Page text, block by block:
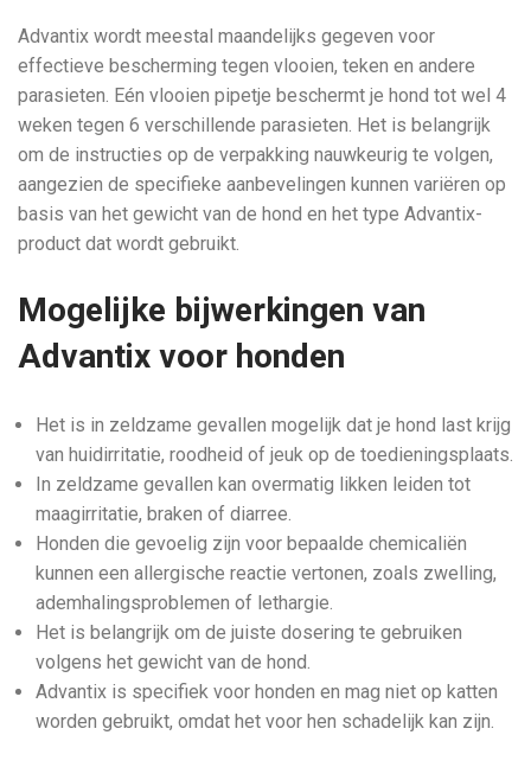
Advantix wordt meestal maandelijks gegeven voor
effectieve bescherming tegen vlooien, teken en andere
parasieten. Eén vlooien pipetje beschermt je hond tot wel 4
weken tegen 6 verschillende parasieten. Het is belangrijk
om de instructies op de verpakking nauwkeurig te volgen,
aangezien de specifieke aanbevelingen kunnen variëren op
basis van het gewicht van de hond en het type Advantix-
product dat wordt gebruikt.
Mogelijke bijwerkingen van
Advantix voor honden
Het is in zeldzame gevallen mogelijk dat je hond last krijg
van huidirritatie, roodheid of jeuk op de toedieningsplaats.
In zeldzame gevallen kan overmatig likken leiden tot
maagirritatie, braken of diarree.
Honden die gevoelig zijn voor bepaalde chemicaliën
kunnen een allergische reactie vertonen, zoals zwelling,
ademhalingsproblemen of lethargie.
Het is belangrijk om de juiste dosering te gebruiken
volgens het gewicht van de hond.
Advantix is specifiek voor honden en mag niet op katten
worden gebruikt, omdat het voor hen schadelijk kan zijn.